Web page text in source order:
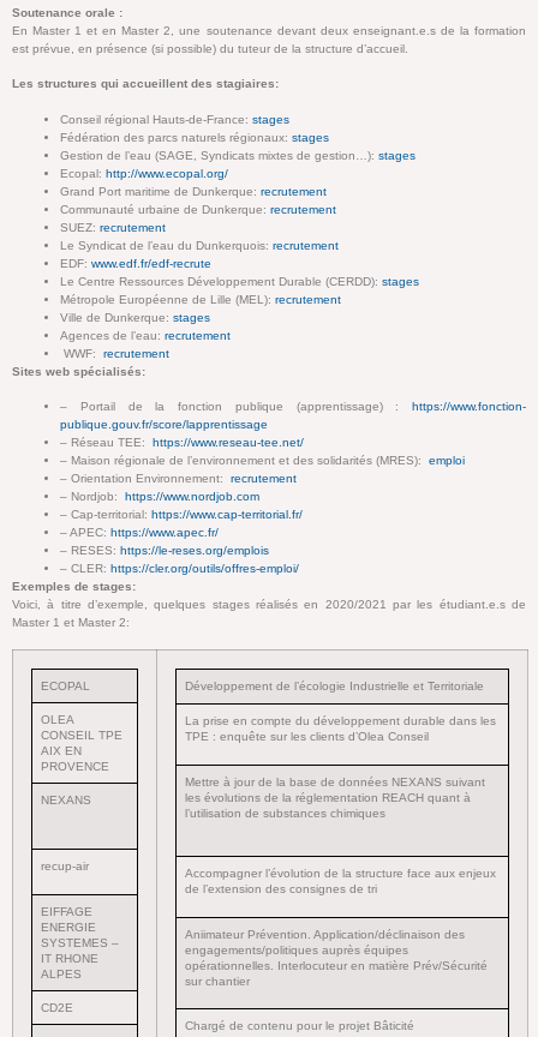
Soutenance orale :
En Master 1 et en Master 2, une soutenance devant deux enseignant.e.s de la formation
est prévue, en présence (si possible) du tuteur de la structure d’accueil.
Les structures qui accueillent des stagiaires:
Conseil régional Hauts-de-France: stages
Fédération des parcs naturels régionaux: stages
Gestion de l’eau (SAGE, Syndicats mixtes de gestion…): stages
Ecopal: http://www.ecopal.org/
Grand Port maritime de Dunkerque: recrutement
Communauté urbaine de Dunkerque: recrutement
SUEZ: recrutement
Le Syndicat de l’eau du Dunkerquois: recrutement
EDF: www.edf.fr/edf-recrute
Le Centre Ressources Développement Durable (CERDD): stages
Métropole Européenne de Lille (MEL): recrutement
Ville de Dunkerque: stages
Agences de l’eau: recrutement
WWF: recrutement
Sites web spécialisés:
– Portail de la fonction publique (apprentissage) : https://www.fonction-
publique.gouv.fr/score/lapprentissage
– Réseau TEE: https://www.reseau-tee.net/
– Maison régionale de l’environnement et des solidarités (MRES): emploi
– Orientation Environnement: recrutement
– Nordjob: https://www.nordjob.com
– Cap-territorial: https://www.cap-territorial.fr/
– APEC: https://www.apec.fr/
– RESES: https://le-reses.org/emplois
– CLER: https://cler.org/outils/offres-emploi/
Exemples de stages:
Voici, à titre d’exemple, quelques stages réalisés en 2020/2021 par les étudiant.e.s de
Master 1 et Master 2:
ECOPAL
OLEA
CONSEIL TPE
AIX EN
PROVENCE
NEXANS
recup-air
EIFFAGE
ENERGIE
SYSTEMES –
IT RHONE
ALPES
CD2E
Développement de l’écologie Industrielle et Territoriale
La prise en compte du développement durable dans les
TPE : enquête sur les clients d’Olea Conseil
Mettre à jour de la base de données NEXANS suivant
les évolutions de la réglementation REACH quant à
l’utilisation de substances chimiques
Accompagner l’évolution de la structure face aux enjeux
de l’extension des consignes de tri
Aniimateur Prévention. Application/déclinaison des
engagements/politiques auprès équipes
opérationnelles. Interlocuteur en matière Prév/Sécurité
sur chantier
Chargé de contenu pour le projet Bâticité